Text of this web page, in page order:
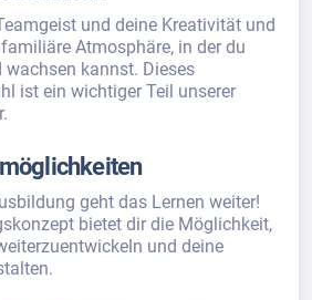
und deine Kreativität und
Atmosphäre, in der du
kannst. Dieses
ist ein wichtiger Teil unserer
geht das Lernen weiter!
bietet dir die Möglichkeit,
und deine